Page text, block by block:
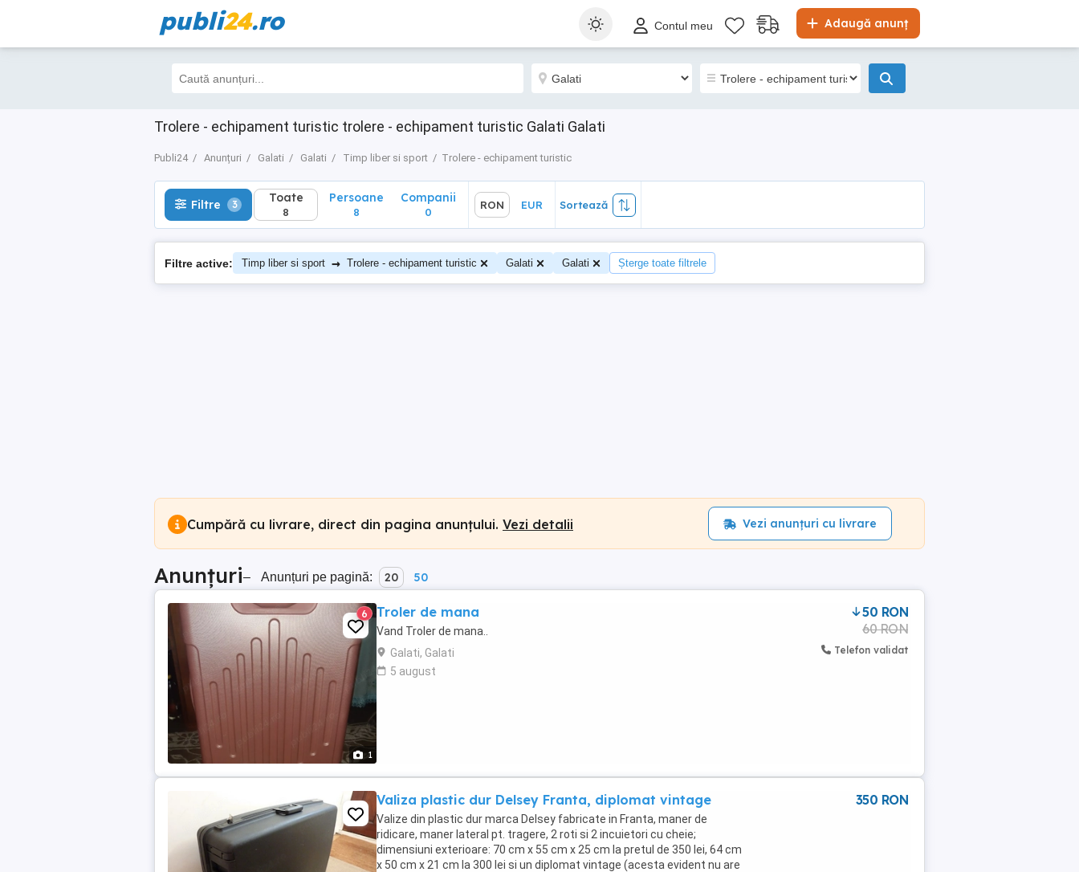
publi24.ro Adaugă anunț
Contul meu
Trolere - echipament turistic trolere - echipament turistic Galati Galati
Publi24 Anunțuri Galati Galati Timp liber si sport Trolere - echipament turistic
Filtre 3 Toate
8
Sortează
Filtre 3 Toate
8
Persoane
8
Companii
0
RON EUR Sortează
Filtre active: Timp liber si sport → Trolere - echipament turistic Galati Galati Șterge toate filtrele
Cumpără cu livrare, direct din pagina anunțului. Vezi detalii Vezi anunțuri cu livrare
Anunțuri– Anunțuri pe pagină: 20 50
1
6 Troler de mana
Vand Troler de mana..
Galati, Galati
5 august
50 RON
60 RON
Telefon validat
Valiza plastic dur Delsey Franta, diplomat vintage
Valize din plastic dur marca Delsey fabricate in Franta, maner de
ridicare, maner lateral pt. tragere, 2 roti si 2 incuietori cu cheie;
dimensiuni exterioare: 70 cm x 55 cm x 25 cm la pretul de 350 lei, 64 cm
x 50 cm x 21 cm la 300 lei si un diplomat vintage (acesta evident nu are
350 RON